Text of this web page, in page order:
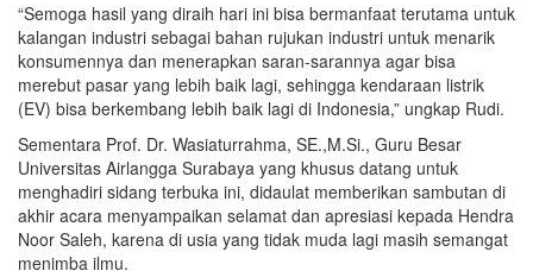
“Semoga hasil yang diraih hari ini bisa bermanfaat terutama untuk
kalangan industri sebagai bahan rujukan industri untuk menarik
konsumennya dan menerapkan saran-sarannya agar bisa
merebut pasar yang lebih baik lagi, sehingga kendaraan listrik
(EV) bisa berkembang lebih baik lagi di Indonesia,” ungkap Rudi.
Sementara Prof. Dr. Wasiaturrahma, SE.,M.Si., Guru Besar
Universitas Airlangga Surabaya yang khusus datang untuk
menghadiri sidang terbuka ini, didaulat memberikan sambutan di
akhir acara menyampaikan selamat dan apresiasi kepada Hendra
Noor Saleh, karena di usia yang tidak muda lagi masih semangat
menimba ilmu.